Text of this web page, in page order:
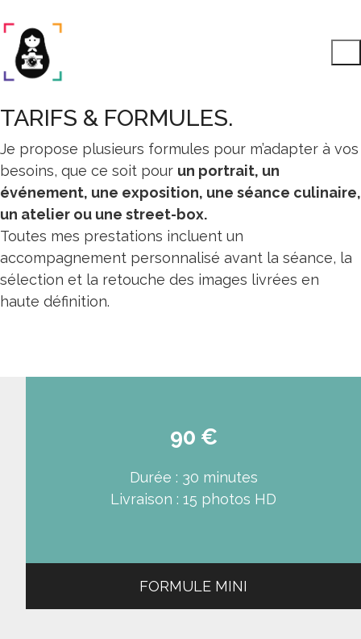
TARIFS & FORMULES.
Je propose plusieurs formules pour m’adapter à vos
besoins, que ce soit pour un portrait, un
événement, une exposition, une séance culinaire,
un atelier ou une street-box.
Toutes mes prestations incluent un
accompagnement personnalisé avant la séance, la
sélection et la retouche des images livrées en
haute définition.
90 €
Durée : 30 minutes
Livraison : 15 photos HD
FORMULE MINI